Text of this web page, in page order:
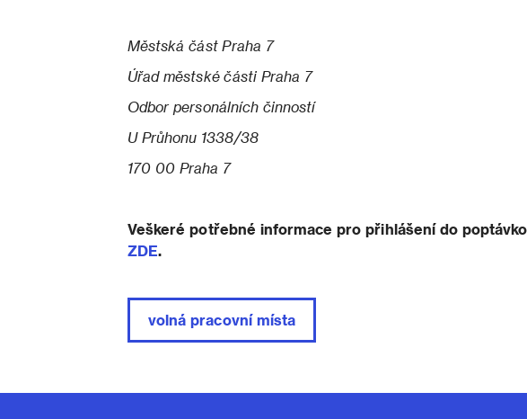
Městská část Praha 7
Úřad městské části Praha 7
Odbor personálních činností
U Průhonu 1338/38
170 00 Praha 7
Veškeré potřebné informace pro přihlášení do
ZDE.
volná pracovní místa